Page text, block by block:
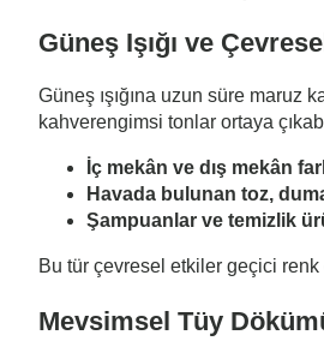
Güneş Işığı ve
Güneş ışığına uzun süre maruz
kahverengimsi tonlar ortaya
İç mekân ve dış mekân
Havada bulunan toz,
Şampuanlar ve temizlik
Bu tür çevresel etkiler geçici
Mevsimsel Tüy